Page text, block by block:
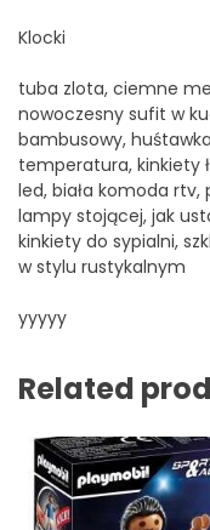
Klocki
tuba zlota, ciemne
nowoczesny sufit w
bambusowy,
temperatura, kinkiety
led, biała komoda
lampy stojącej, jak
kinkiety do sypialni,
w stylu rustykalnym
yyyyy
Related